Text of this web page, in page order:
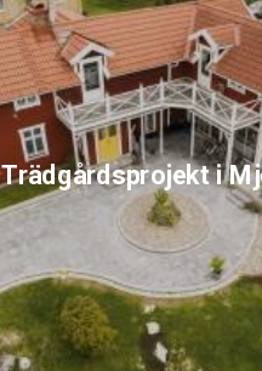
Trädgårdsprojekt i